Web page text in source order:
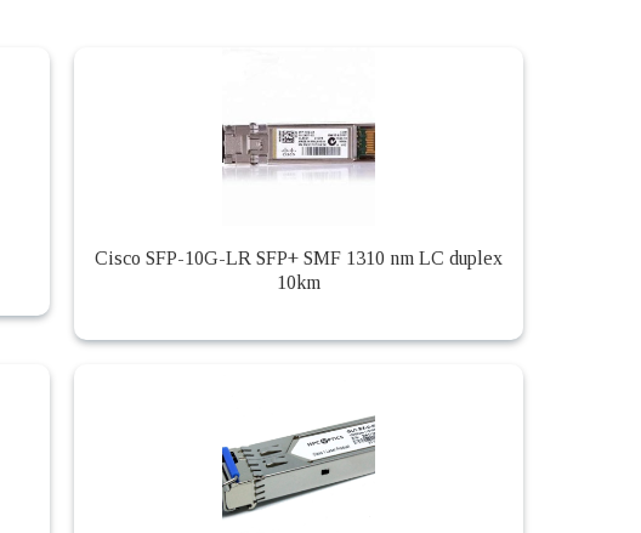
Cisco SFP-10G-LR SFP+ SMF 1310 nm LC duplex
10km